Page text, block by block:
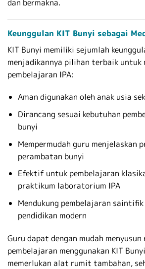
dan bermakna.
Keunggulan KIT Bunyi sebagai
KIT Bunyi memiliki sejumlah
menjadikannya pilihan terbaik untuk
pembelajaran IPA:
Aman digunakan oleh anak usia
Dirancang sesuai kebutuhan
bunyi
Mempermudah guru menjelaskan
perambatan bunyi
Efektif untuk pembelajaran
praktikum laboratorium IPA
Mendukung pembelajaran
pendidikan modern
Guru dapat dengan mudah menyusun
pembelajaran menggunakan KIT
memerlukan alat rumit tambahan,